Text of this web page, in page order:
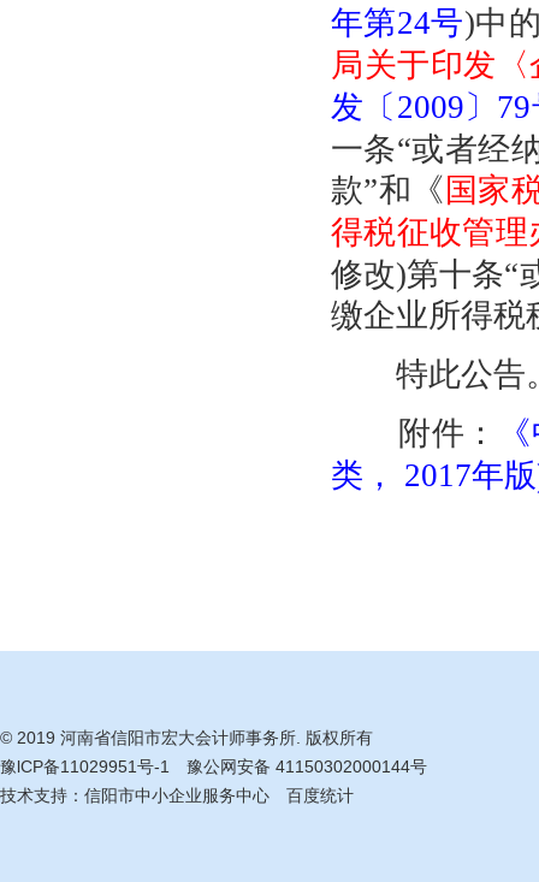
年第24号)中
局关于印发
发〔2009〕
一条“或者经
款”和《 国家
得税征收管
修改)第十条“
缴企业所得税
特此公告
附件：
类， 2017年
© 2019 河南省信阳市宏大会计师事务所. 版权所有
豫lCP备11029951号-1
豫公网安备 41150302000144号
技术支持： 信阳市中小企业服务中心 百度统计